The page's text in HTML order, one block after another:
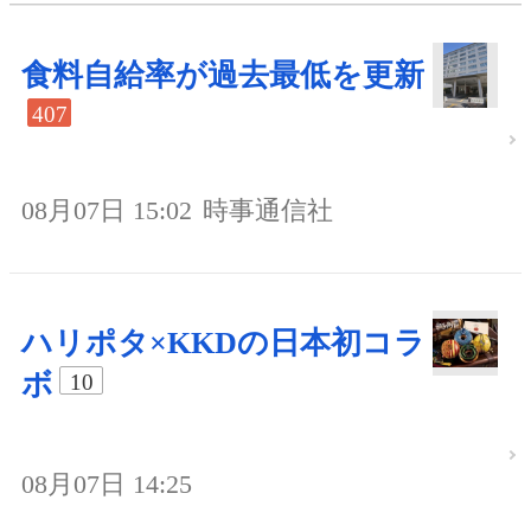
食料自給率が過去最低を更新
407
08月07日 15:02 時事通信社
ハリポタ×KKDの日本初コラ
ボ
10
08月07日 14:25